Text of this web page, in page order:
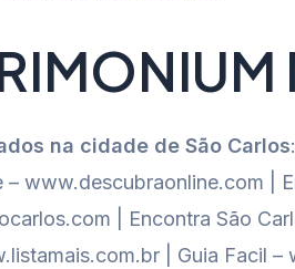
na cidade de São Carlos
– www.descubraonline.com |
| Encontra São
| Guia Facil